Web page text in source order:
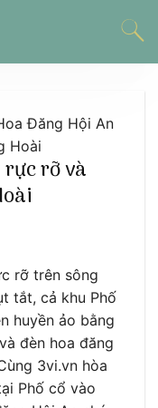
Đăng Hội An
Hoài
rực rỡ và
rỡ trên sông
tắt, cả khu Phố
huyền ảo bằng
đèn hoa đăng
3vi.vn hòa
Phố cổ vào